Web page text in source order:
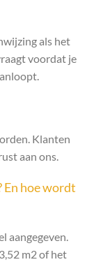
als het
voordat je
Klanten
aan ons.
En hoe wordt
aangegeven.
m2 of het